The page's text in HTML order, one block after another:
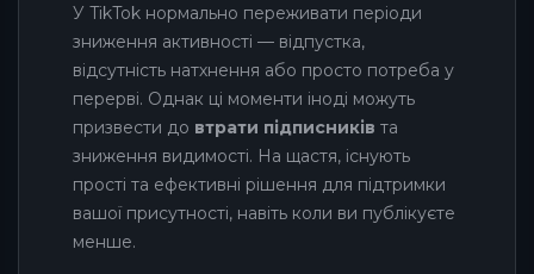
У TikTok нормально переживати періоди
зниження активності — відпустка,
відсутність натхнення або просто потреба у
перерві. Однак ці моменти іноді можуть
призвести до втрати підписників та
зниження видимості. На щастя, існують
прості та ефективні рішення для підтримки
вашої присутності, навіть коли ви публікуєте
менше.